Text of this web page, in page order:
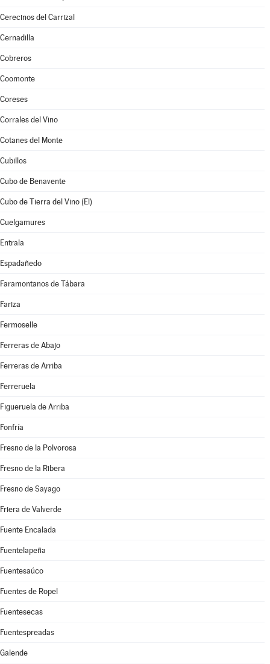
Cerecinos del Carrizal
Cernadilla
Cobreros
Coomonte
Coreses
Corrales del Vino
Cotanes del Monte
Cubillos
Cubo de Benavente
Cubo de Tierra del Vino (El)
Cuelgamures
Entrala
Espadañedo
Faramontanos de Tábara
Fariza
Fermoselle
Ferreras de Abajo
Ferreras de Arriba
Ferreruela
Figueruela de Arriba
Fonfría
Fresno de la Polvorosa
Fresno de la Ribera
Fresno de Sayago
Friera de Valverde
Fuente Encalada
Fuentelapeña
Fuentesaúco
Fuentes de Ropel
Fuentesecas
Fuentespreadas
Galende